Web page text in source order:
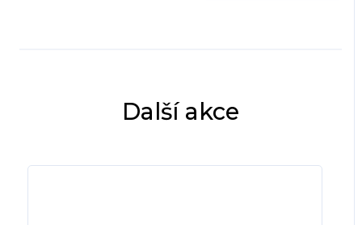
Další akce